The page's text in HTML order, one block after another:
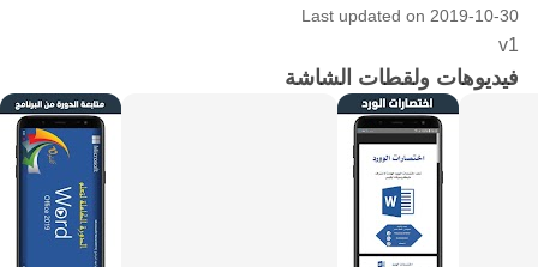
Last updated on 2019-10-30
v1
فيديوهات ولقطات الشاشة